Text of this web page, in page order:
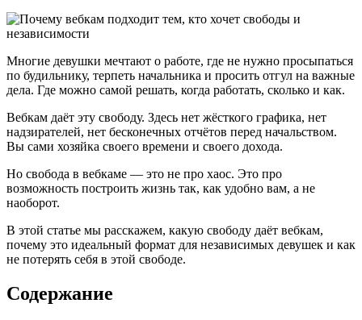
Многие девушки мечтают о работе, где не нужно просыпаться
по будильнику, терпеть начальника и просить отгул на важные
дела. Где можно самой решать, когда работать, сколько и как.
Вебкам даёт эту свободу. Здесь нет жёсткого графика, нет
надзирателей, нет бесконечных отчётов перед начальством.
Вы сами хозяйка своего времени и своего дохода.
Но свобода в вебкаме — это не про хаос. Это про
возможность построить жизнь так, как удобно вам, а не
наоборот.
В этой статье мы расскажем, какую свободу даёт вебкам,
почему это идеальный формат для независимых девушек и как
не потерять себя в этой свободе.
Содержание